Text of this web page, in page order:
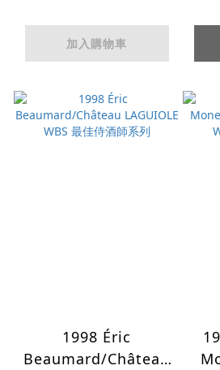
加入購物車
1998 Éric
Beaumard/Château